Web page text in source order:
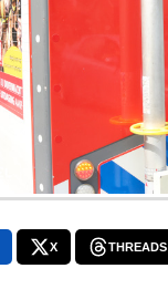
X THREADS